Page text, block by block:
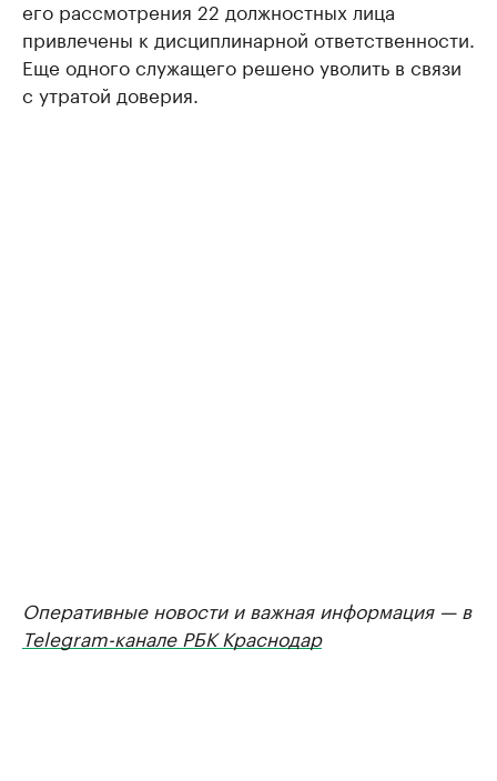
его рассмотрения 22 должностных лица
привлечены к дисциплинарной ответственности.
Еще одного служащего решено уволить в связи
с утратой доверия.
Оперативные новости и важная информация — в
Telegram-канале РБК Краснодар